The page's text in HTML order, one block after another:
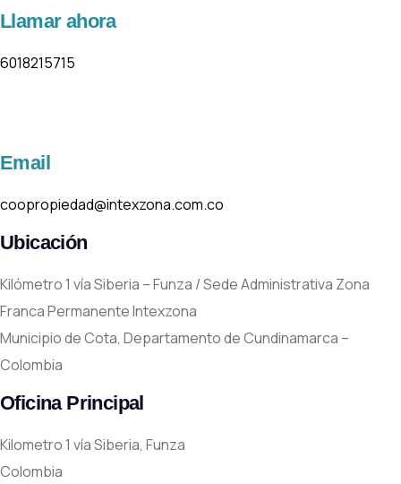
Llamar ahora
6018215715
Email
coopropiedad@intexzona.com.co
Ubicación
Kilómetro 1 vía Siberia – Funza / Sede Administrativa Zona
Franca Permanente Intexzona
Municipio de Cota, Departamento de Cundinamarca –
Colombia
Oficina Principal
Kilometro 1 vía Siberia, Funza
Colombia